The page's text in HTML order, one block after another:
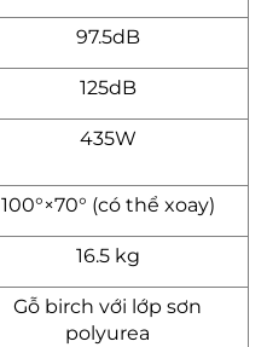
97.5dB
125dB
435W
100°×70° (có thể xoay)
16.5 kg
Gỗ birch với lớp sơn
polyurea